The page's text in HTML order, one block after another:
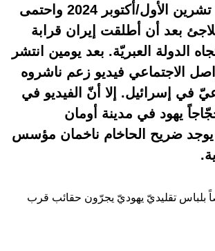
مساء الأوّل من تشرين الأول/أكتوبر 2024 واحتمى
بعد أن أطلقت إيران قرابة
الدولة العبريّة. بعد يومين انتشر
الاجتماعي فيديو زعم ناشروه
في إسرائيل. إلا أنّ الفيديو في
يهود في مدينة أومان
يوجد ضريح الحاخام ناخمان مؤسس
بلباس تقليديّ يهوديّ يجرّون حقائب قرب